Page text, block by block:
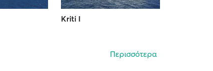
Kriti I
Περισσότερα